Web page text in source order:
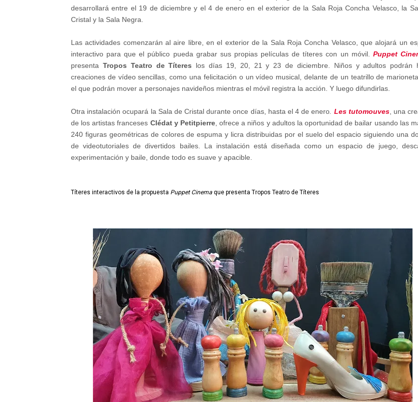
desarrollará entre el 19 de diciembre y el 4 de enero en el exterior de la Sala Roja Concha Velasco, la
Cristal y la Sala Negra.
Las actividades comenzarán al aire libre, en el exterior de la Sala Roja Concha Velasco, que alojará un
interactivo para que el público pueda grabar sus propias películas de títeres con un móvil. Puppet
presenta Tropos Teatro de Títeres los días 19, 20, 21 y 23 de diciembre. Niños y adultos podrán
creaciones de vídeo sencillas, como una felicitación o un vídeo musical, delante de un teatrillo de
el que podrán mover a personajes navideños mientras el móvil registra la acción. Y luego difundirlas.
Otra instalación ocupará la Sala de Cristal durante once días, hasta el 4 de enero Les tutomouves, una
de los artistas franceses Clédat y Petitpierre, ofrece a niños y adultos la oportunidad de bailar usando las
240 figuras geométricas de colores de espuma y licra distribuidas por el suelo del espacio siguiendo una
de videotutoriales de divertidos bailes. La instalación está diseñada como un espacio de juego,
experimentación y baile, donde todo es suave y apacible.
Títeres interactivos de la propuesta Puppet Cinema que presenta Tropos Teatro de Títeres